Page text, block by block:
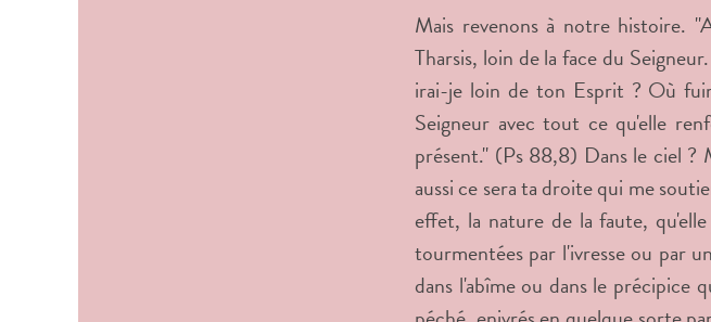
Mais revenons à notre histoire.
Tharsis, loin de la face du
irai-je loin de ton Esprit ? Où
Seigneur avec tout ce qu'elle
présent." (Ps 88,8) Dans le ciel ?
aussi ce sera ta droite qui me
effet, la nature de la faute,
tourmentées par l'ivresse ou par
dans l'abîme ou dans le précipice